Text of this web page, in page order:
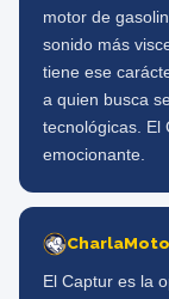
motor de
sonido más
tiene ese
a quien busca
tecnológicas. El
emocionante.
El Captur es la